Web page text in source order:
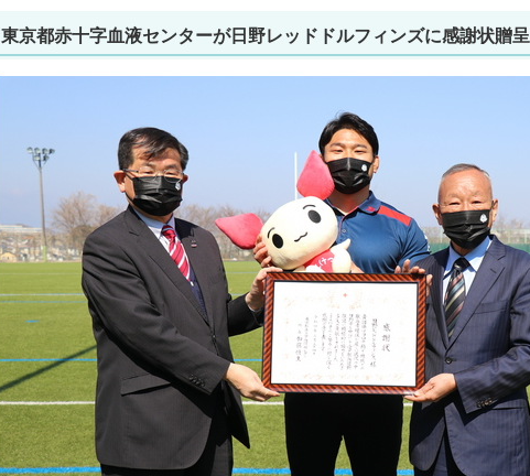
東京都赤十字血液センターが日野レッドドルフィンズに感謝状贈呈